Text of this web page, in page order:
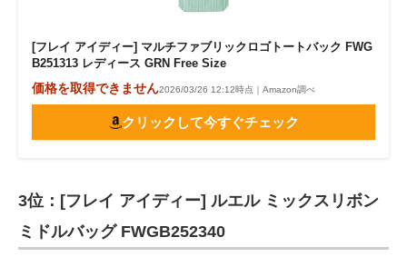
[フレイ アイディー] マルチファブリックロゴトートバック FWG
B251313 レディース GRN Free Size
価格を取得できません2026/03/26 12:12時点｜Amazon調べ
クリックして今すぐチェック
3位：[フレイ アイディー] ルエル ミックスリボン
ミドルバッグ FWGB252340